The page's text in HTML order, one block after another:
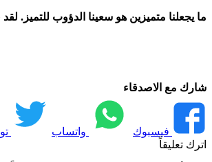
ما يجعلنا متميزين هو سعينا الدؤوب للتميز.
شارك مع الاصدقاء
فيسبوك واتساب
اترك تعليقاً